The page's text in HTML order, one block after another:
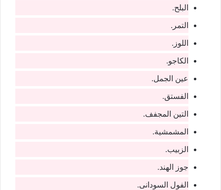
البلح.
التمر.
اللوز.
الكاجو.
عين الجمل.
الفستق.
التين المجفف.
المشمشية.
الزبيب.
جوز الهند.
الفول السودانى.